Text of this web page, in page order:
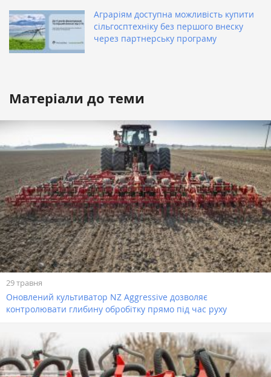
Аграріям доступна можливість купити
сільгосптехніку без першого внеску
через партнерську програму
Матеріали до теми
29 травня
Оновлений культиватор NZ Aggressive дозволяє
контролювати глибину обробітку прямо під час руху